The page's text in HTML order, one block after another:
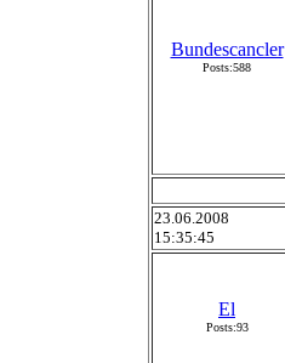
Bundescancler
Posts:588
23.06.2008
15:35:45
El
Posts:93